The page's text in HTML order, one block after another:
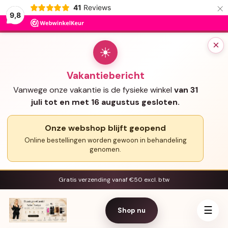
9,8
41 Reviews ×
×
☀
Vakantiebericht
Vanwege onze vakantie is de fysieke winkel van 31
juli tot en met 16 augustus gesloten.
Onze webshop blijft geopend
Online bestellingen worden gewoon in behandeling
genomen.
Gratis verzending vanaf €50 excl. btw
Shop nu ☰